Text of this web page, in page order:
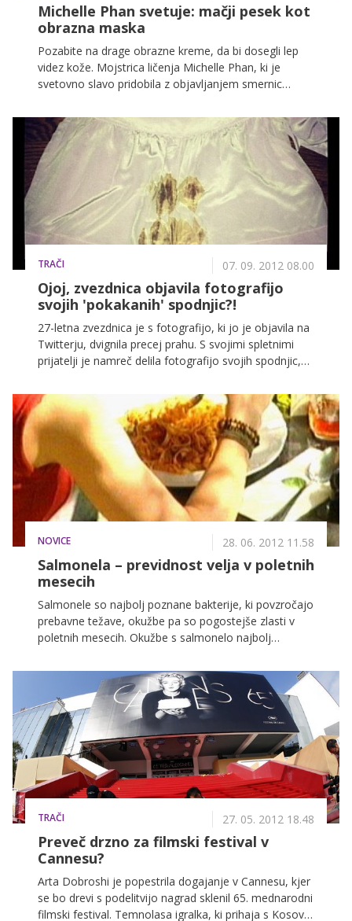
Michelle Phan svetuje: mačji pesek kot
obrazna maska
Pozabite na drage obrazne kreme, da bi dosegli lep
videz kože. Mojstrica ličenja Michelle Phan, ki je
svetovno slavo pridobila z objavljanjem smernic
z mačjim peskom napravite odlično masko za obraz,
s katero boste zožali pore, preprečili nastanek aken in
kožo naredili neverjetno mehko. Bi poskusili?
TRAČI 07. 09. 2012 08.00
Ojoj, zvezdnica objavila fotografijo
svojih 'pokakanih' spodnjic?!
27-letna zvezdnica je s fotografijo, ki jo je objavila na
Twitterju, dvignila precej prahu. S svojimi spletnimi
prijatelji je namreč delila fotografijo svojih spodnjic,
voditeljica ''podelala'' v hlače?
NOVICE 28. 06. 2012 11.58
Salmonela – previdnost velja v poletnih
mesecih
Salmonele so najbolj poznane bakterije, ki povzročajo
prebavne težave, okužbe pa so pogostejše zlasti v
poletnih mesecih. Okužbe s salmonelo najbolj
previdnost predvsem pri pripravi hrane, opozarjajo na
Univerzitetnem kliničnem centru (UKC) Ljubljana.
TRAČI 27. 05. 2012 18.48
Preveč drzno za filmski festival v
Cannesu?
Arta Dobroshi je popestrila dogajanje v Cannesu, kjer
se bo drevi s podelitvijo nagrad sklenil 65. mednarodni
filmski festival. Temnolasa igralka, ki prihaja s Kosova,